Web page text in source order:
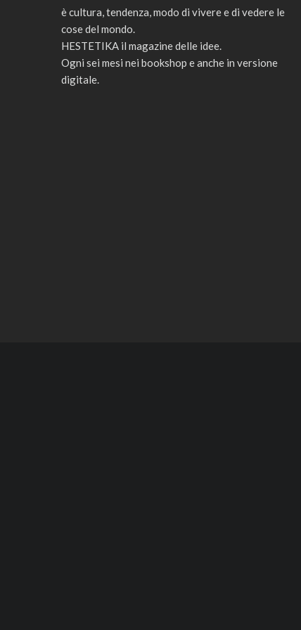
è cultura, tendenza, modo di vivere e di vedere le
cose del mondo.
HESTETIKA il magazine delle idee.
Ogni sei mesi nei bookshop e anche in versione
digitale.